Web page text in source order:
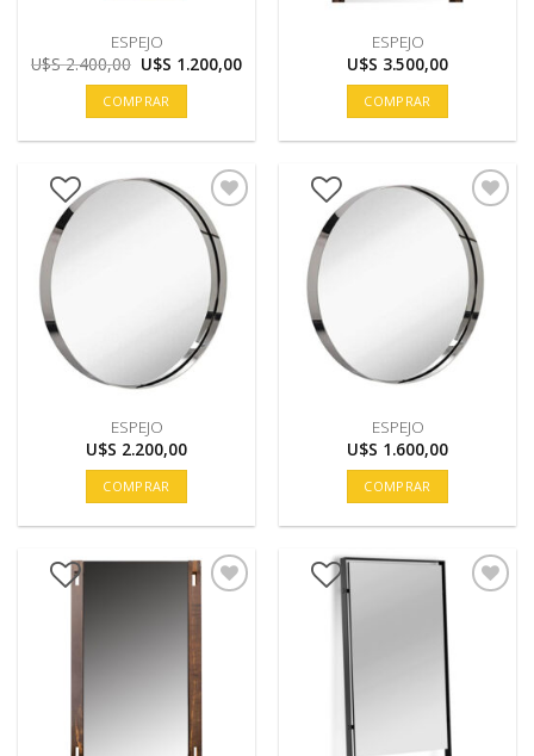
ESPEJO
U$S2.400,00 El
precio
original
era:
U$S
2.400,00.
U$S 1.200,00El
1.200,00.
COMPRAR
ESPEJO
U$S 3.500,00
COMPRAR
ESPEJO
U$S 2.200,00
COMPRAR
ESPEJO
U$S 1.600,00
COMPRAR